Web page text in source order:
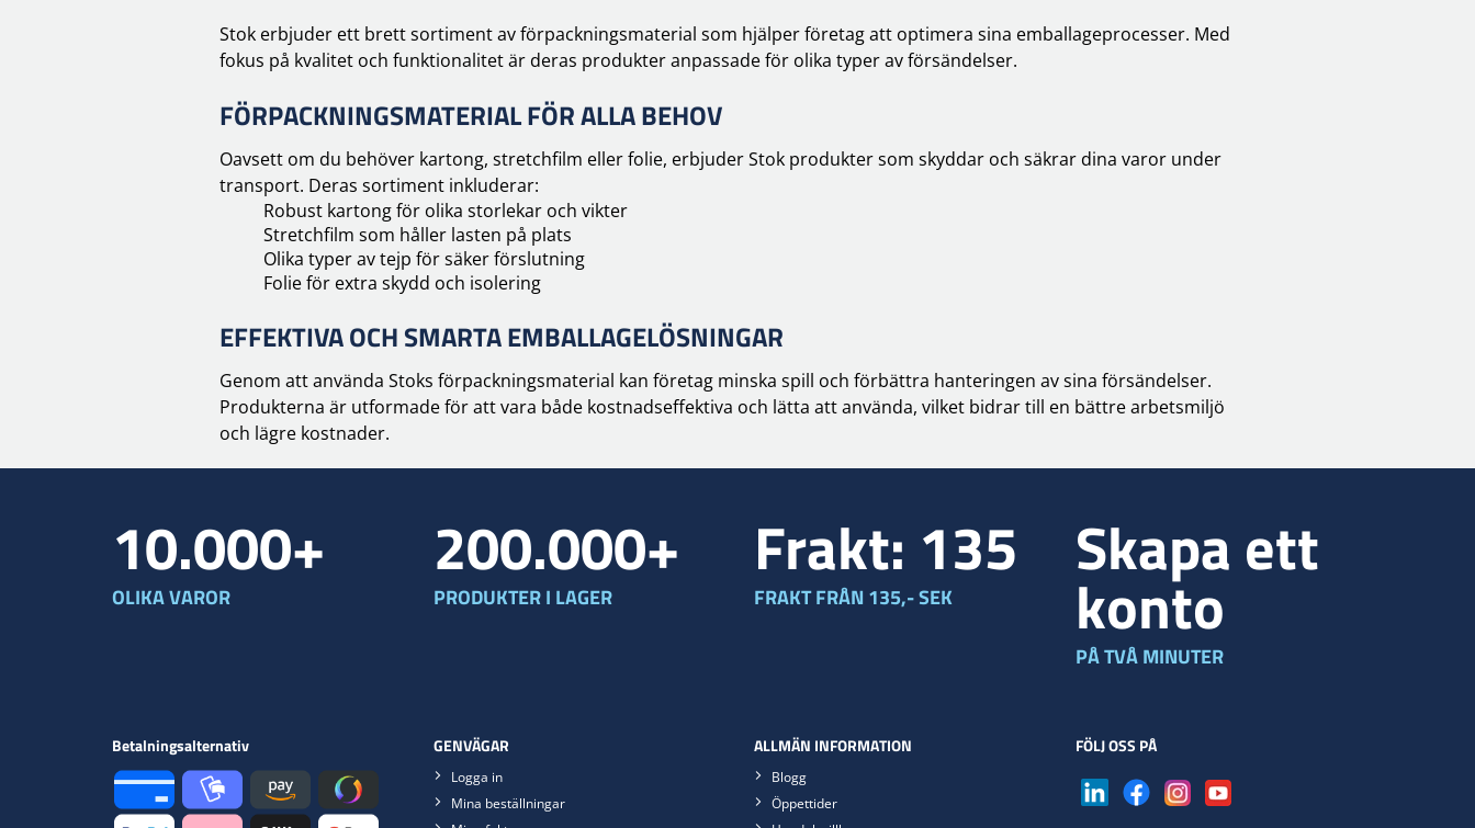
Stok erbjuder ett brett sortiment av förpackningsmaterial som hjälper företag att optimera sina emballageprocesser. Med
fokus på kvalitet och funktionalitet är deras produkter anpassade för olika typer av försändelser.
FÖRPACKNINGSMATERIAL FÖR ALLA BEHOV
Oavsett om du behöver kartong, stretchfilm eller folie, erbjuder Stok produkter som skyddar och säkrar dina varor under
transport. Deras sortiment inkluderar:
Robust kartong för olika storlekar och vikter
Stretchfilm som håller lasten på plats
Olika typer av tejp för säker förslutning
Folie för extra skydd och isolering
EFFEKTIVA OCH SMARTA EMBALLAGELÖSNINGAR
Genom att använda Stoks förpackningsmaterial kan företag minska spill och förbättra hanteringen av sina försändelser.
Produkterna är utformade för att vara både kostnadseffektiva och lätta att använda, vilket bidrar till en bättre arbetsmiljö
och lägre kostnader.
10.000+
OLIKA VAROR
200.000+
PRODUKTER I LAGER
Frakt: 135
FRAKT FRÅN 135,- SEK
Skapa ett
konto
PÅ TVÅ MINUTER
Betalningsalternativ GENVÄGAR
Logga in
Mina beställningar
ALLMÄN INFORMATION
Blogg
Öppettider
FÖLJ OSS PÅ